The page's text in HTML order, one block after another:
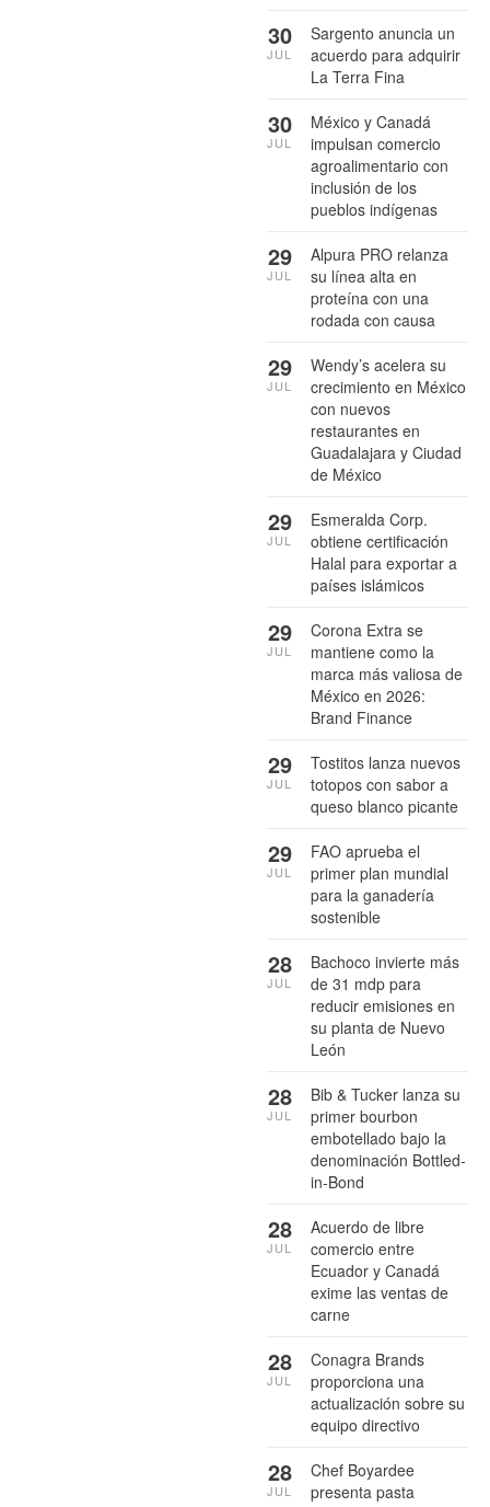
Sargento anuncia un
acuerdo para adquirir
La Terra Fina
30
JUL
México y Canadá
impulsan comercio
agroalimentario con
inclusión de los
pueblos indígenas
30
JUL
Alpura PRO relanza
su línea alta en
proteína con una
rodada con causa
29
JUL
Wendy’s acelera su
crecimiento en México
con nuevos
restaurantes en
Guadalajara y Ciudad
de México
29
JUL
Esmeralda Corp.
obtiene certificación
Halal para exportar a
países islámicos
29
JUL
Corona Extra se
mantiene como la
marca más valiosa de
México en 2026:
Brand Finance
29
JUL
Tostitos lanza nuevos
totopos con sabor a
queso blanco picante
29
JUL
FAO aprueba el
primer plan mundial
para la ganadería
sostenible
29
JUL
Bachoco invierte más
de 31 mdp para
reducir emisiones en
su planta de Nuevo
León
28
JUL
Bib & Tucker lanza su
primer bourbon
embotellado bajo la
denominación Bottled-
in-Bond
28
JUL
Acuerdo de libre
comercio entre
Ecuador y Canadá
exime las ventas de
carne
28
JUL
Conagra Brands
proporciona una
actualización sobre su
equipo directivo
28
JUL
Chef Boyardee
presenta pasta
28
JUL